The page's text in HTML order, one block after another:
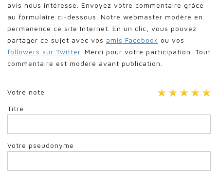
avis nous intéresse. Envoyez votre commentaire grâce
au formulaire ci-dessous. Notre webmaster modère en
permanence ce site Internet. En un clic, vous pouvez
partager ce sujet avec vos amis Facebook ou vos
followers sur Twitter . Merci pour votre participation. Tout
commentaire est modéré avant publication.
Votre note
Titre
Votre pseudonyme